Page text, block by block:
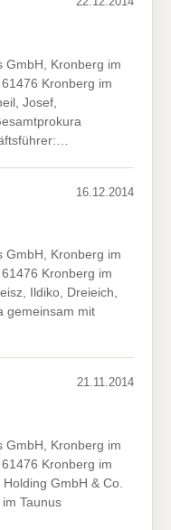
GmbH, Kronberg im
Kronberg im
Josef,
16.12.2014
GmbH, Kronberg im
Kronberg im
Ildiko, Dreieich,
gemeinsam mit
21.11.2014
GmbH, Kronberg im
Kronberg im
GmbH & Co.
Taunus